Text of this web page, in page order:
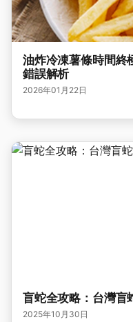
油炸冷凍薯條時間終
錯誤解析
2026年01月22日
盲蛇全攻略：台灣盲
2025年10月30日